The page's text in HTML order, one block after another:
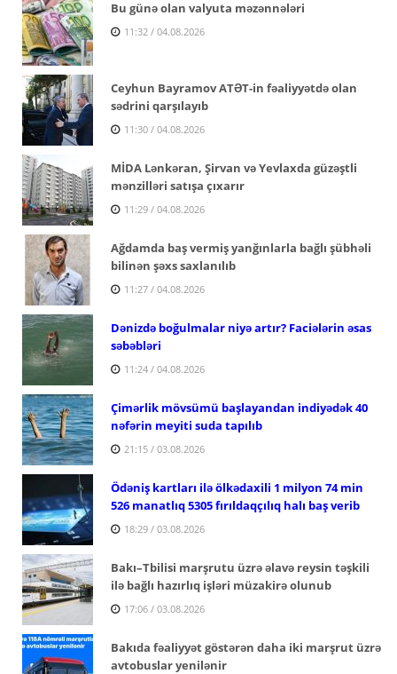
Bu günə olan valyuta məzənnələri
11:32 / 04.08.2026
Ceyhun Bayramov ATƏT-in fəaliyyətdə olan
sədrini qarşılayıb
11:30 / 04.08.2026
MİDA Lənkəran, Şirvan və Yevlaxda güzəştli
mənzilləri satışa çıxarır
11:29 / 04.08.2026
Ağdamda baş vermiş yanğınlarla bağlı şübhəli
bilinən şəxs saxlanılıb
11:27 / 04.08.2026
Dənizdə boğulmalar niyə artır? Faciələrin əsas
səbəbləri
11:24 / 04.08.2026
Çimərlik mövsümü başlayandan indiyədək 40
nəfərin meyiti suda tapılıb
21:15 / 03.08.2026
Ödəniş kartları ilə ölkədaxili 1 milyon 74 min
526 manatlıq 5305 fırıldaqçılıq halı baş verib
18:29 / 03.08.2026
Bakı–Tbilisi marşrutu üzrə əlavə reysin təşkili
ilə bağlı hazırlıq işləri müzakirə olunub
17:06 / 03.08.2026
Bakıda fəaliyyət göstərən daha iki marşrut üzrə
avtobuslar yenilənir